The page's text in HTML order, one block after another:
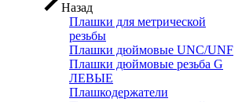
Назад
Плашки для метрической
резьбы
Плашки дюймовые UNC/UNF
Плашки дюймовые резьба G
ЛЕВЫЕ
Плашкодержатели